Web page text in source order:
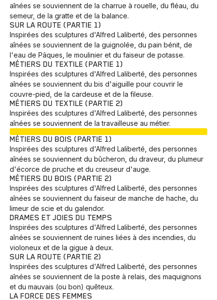
aînées se souviennent de la charrue à rouelle, du fléau, du
semeur, de la gratte et de la balance.
SUR LA ROUTE (PARTIE 1)
Inspirées des sculptures d'Alfred Laliberté, des personnes
aînées se souviennent de la guignolée, du pain bénit, de
l'eau de Pâques, le moulinier et du faiseur de potasse.
MÉTIERS DU TEXTILE (PARTIE 1)
Inspirées des sculptures d'Alfred Laliberté, des personnes
aînées se souviennent du bis d'aiguille pour couvrir le
couvre-pied, de la cardeuse et de la fileuse.
MÉTIERS DU TEXTILE (PARTIE 2)
Inspirées des sculptures d'Alfred Laliberté, des personnes
aînées se souviennent de la travailleuse au métier.
MÉTIERS DU BOIS (PARTIE 1)
Inspirées des sculptures d'Alfred Laliberté, des personnes
aînées se souviennent du bûcheron, du draveur, du plumeur
d'écorce de pruche et du creuseur d'auge.
MÉTIERS DU BOIS (PARTIE 2)
Inspirées des sculptures d'Alfred Laliberté, des personnes
aînées se souviennent du faiseur de manche de hache, du
limeur de scie et du galendor.
DRAMES ET JOIES DU TEMPS
Inspirées des sculptures d'Alfred Laliberté, des personnes
aînées se souviennent de ruines liées à des incendies, du
violoneux et de la gigue à deux.
SUR LA ROUTE (PARTIE 2)
Inspirées des sculptures d'Alfred Laliberté, des personnes
aînées se souviennent de la poste à relais, des maquignons
et du mauvais (ou bon) quêteux.
LA FORCE DES FEMMES